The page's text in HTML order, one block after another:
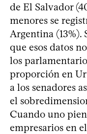
de El Salvador
menores se
Argentina (13%).
que esos datos
los
proporción en
a los senadores
el
Cuando uno
empresarios en